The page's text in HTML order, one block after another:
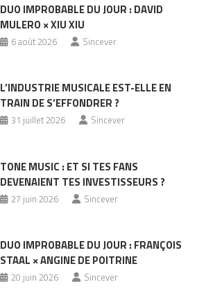
DUO IMPROBABLE DU JOUR : DAVID
MULERO × XIU XIU
6 août 2026 Sincever
L’INDUSTRIE MUSICALE EST-ELLE EN
TRAIN DE S’EFFONDRER ?
31 juillet 2026 Sincever
TONE MUSIC : ET SI TES FANS
DEVENAIENT TES INVESTISSEURS ?
27 juin 2026 Sincever
DUO IMPROBABLE DU JOUR : FRANÇOIS
STAAL × ANGINE DE POITRINE
20 juin 2026 Sincever